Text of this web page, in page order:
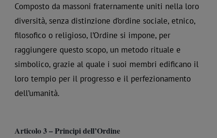
Composto da massoni fraternamente uniti nella loro
diversità, senza distinzione d’ordine sociale, etnico,
filosofico o religioso, l’Ordine si impone, per
raggiungere questo scopo, un metodo rituale e
simbolico, grazie al quale i suoi membri edificano il
loro tempio per il progresso e il perfezionamento
dell’umanità.
Articolo 3 – Principi dell’Ordine